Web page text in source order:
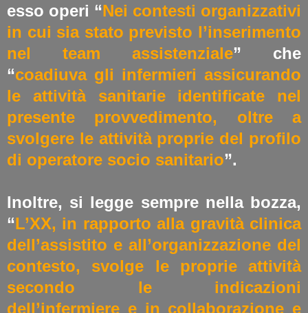
esso operi “Nei contesti organizzativi
in cui sia stato previsto l’inserimento
nel team assistenziale” che
“coadiuva gli infermieri assicurando
le attività sanitarie identificate nel
presente provvedimento, oltre a
svolgere le attività̀ proprie del profilo
di operatore socio sanitario”.
Inoltre, si legge sempre nella bozza,
“L’XX, in rapporto alla gravità clinica
dell’assistito e all’organizzazione del
contesto, svolge le proprie attività̀
secondo le indicazioni
dell’infermiere e in collaborazione e